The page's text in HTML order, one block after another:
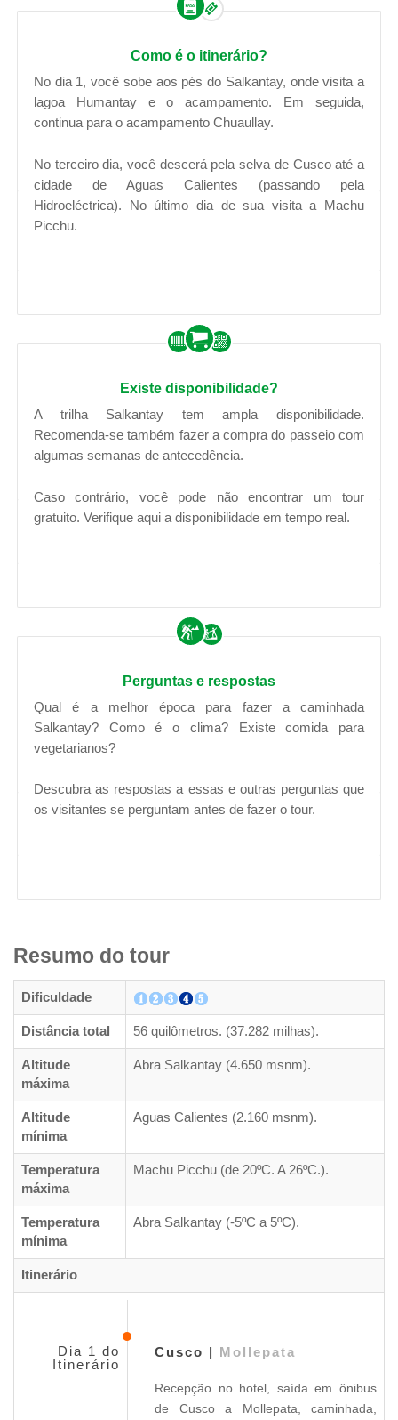
Como é o itinerário?
No dia 1, você sobe aos pés do Salkantay, onde visita a
lagoa Humantay e o acampamento. Em seguida,
continua para o acampamento Chuaullay.
No terceiro dia, você descerá pela selva de Cusco até a
cidade de Aguas Calientes (passando pela
Hidroeléctrica). No último dia de sua visita a Machu
Picchu.
Existe disponibilidade?
A trilha Salkantay tem ampla disponibilidade.
Recomenda-se também fazer a compra do passeio com
algumas semanas de antecedência.
Caso contrário, você pode não encontrar um tour
gratuito. Verifique aqui a disponibilidade em tempo real.
Perguntas e respostas
Qual é a melhor época para fazer a caminhada
Salkantay? Como é o clima? Existe comida para
vegetarianos?
Descubra as respostas a essas e outras perguntas que
os visitantes se perguntam antes de fazer o tour.
Resumo do tour
Dificuldade
Distância total 56 quilômetros. (37.282 milhas).
Altitude
máxima
Abra Salkantay (4.650 msnm).
Altitude
mínima
Aguas Calientes (2.160 msnm).
Temperatura
máxima
Machu Picchu (de 20ºC. A 26ºC.).
Temperatura
mínima
Abra Salkantay (-5ºC a 5ºC).
Itinerário
Dia 1 do
Itinerário
Cusco | Mollepata
Recepção no hotel, saída em ônibus
de Cusco a Mollepata, caminhada,